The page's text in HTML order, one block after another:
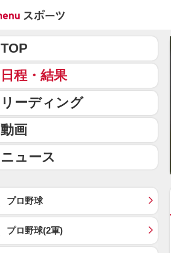
TOP
日程・結果
リーディング
動画
ニュース
プロ野球
プロ野球(2軍)